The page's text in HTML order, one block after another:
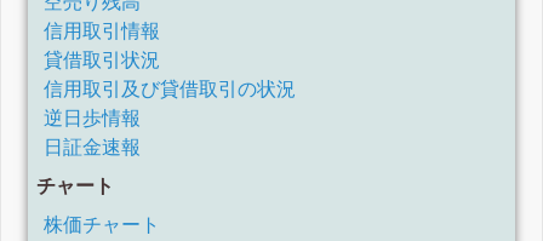
信用取引情報
貸借取引状況
信用取引及び貸借取引の状況
逆日歩情報
日証金速報
チャート
株価チャート